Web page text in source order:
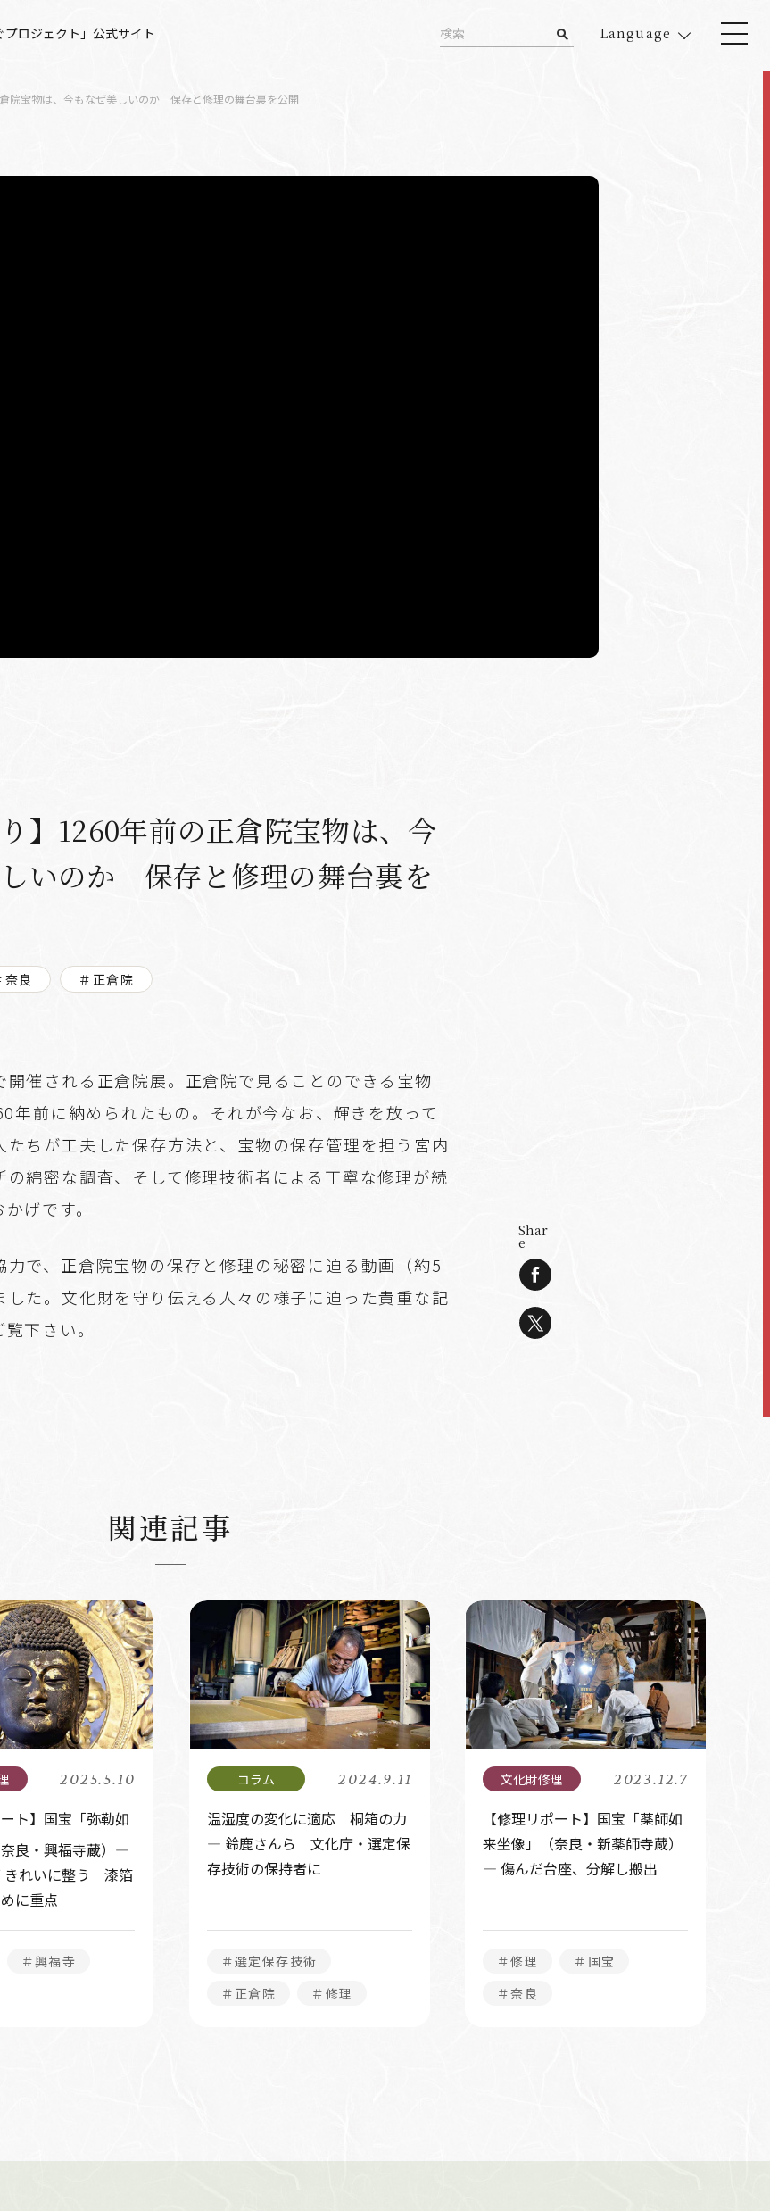
ロジェクト」公式サイト Language
院宝物は、今もなぜ美しいのか 保存と修理の舞台裏を公開
り】1260年前の正倉院宝物は、今
いのか 保存と修理の舞台裏を
奈良 ＃正倉院
開催される正倉院展。正倉院で見ることのできる宝物
年前に納められたもの。それが今なお、輝きを放って
たちが工夫した保存方法と、宝物の保存管理を担う宮内
の綿密な調査、そして修理技術者による丁寧な修理が続
げです。
力で、正倉院宝物の保存と修理の秘密に迫る動画（約5
した。文化財を守り伝える人々の様子に迫った貴重な記
下さい。
Shar
e
関連記事
2025.5.10
ート】国宝「弥勒如
良・興福寺蔵）―
きれいに整う 漆箔
に重点
＃興福寺
2024.9.11
温湿度の変化に適応 桐箱の力
— 鈴鹿さんら 文化庁・選定保
存技術の保持者に
＃選定保存技術
＃正倉院
＃修理
2023.12.7
【修理リポート】国宝「薬師如
来坐像」（奈良・新薬師寺蔵）
― 傷んだ台座、分解し搬出
＃修理
＃国宝
＃奈良